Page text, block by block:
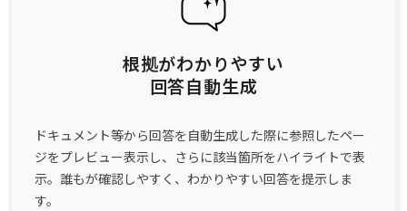
根拠がわかりやすい
回答自動生成
ドキュメント等から回答を自動生成した際に参照したペー
ジをプレビュー表示し、さらに該当箇所をハイライトで表
示。誰もが確認しやすく、わかりやすい回答を提示しま
す。